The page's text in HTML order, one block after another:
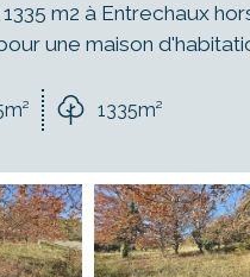
m2 à Entrechaux
une maison
1335m²